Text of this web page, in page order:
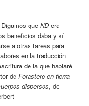
Digamos queNDera
beneficios daba y sí
a otras tareas para
en la traducción
de la que hablaré
deForastero en tierra
dispersos, de